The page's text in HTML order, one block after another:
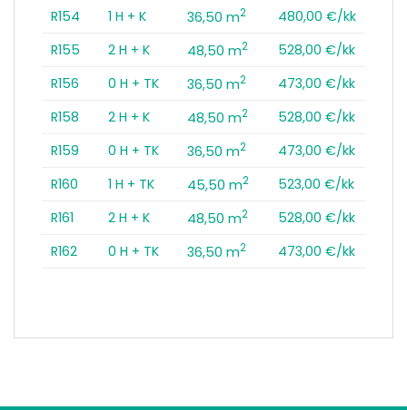
R154
1 H + K 36,50 m2
480,00 €/kk
R155
2 H + K 48,50 m2
528,00 €/kk
R156
0 H + TK 36,50 m2
473,00 €/kk
R158
2 H + K 48,50 m2
528,00 €/kk
R159
0 H + TK 36,50 m2
473,00 €/kk
R160
1 H + TK 45,50 m2
523,00 €/kk
R161
2 H + K 48,50 m2
528,00 €/kk
R162
0 H + TK 36,50 m2 473,00 €/kk